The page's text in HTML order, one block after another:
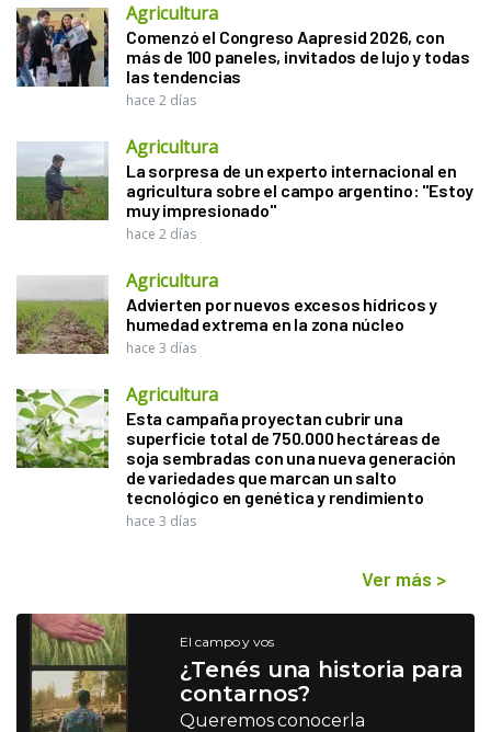
Agricultura
Comenzó el Congreso Aapresid 2026, con
más de 100 paneles, invitados de lujo y todas
las tendencias
hace 2 días
Agricultura
La sorpresa de un experto internacional en
agricultura sobre el campo argentino: "Estoy
muy impresionado"
hace 2 días
Agricultura
Advierten por nuevos excesos hídricos y
humedad extrema en la zona núcleo
hace 3 días
Agricultura
Esta campaña proyectan cubrir una
superficie total de 750.000 hectáreas de
soja sembradas con una nueva generación
de variedades que marcan un salto
tecnológico en genética y rendimiento
hace 3 días
Ver más >
El campo y vos
¿Tenés una historia para
contarnos?
Queremos conocerla